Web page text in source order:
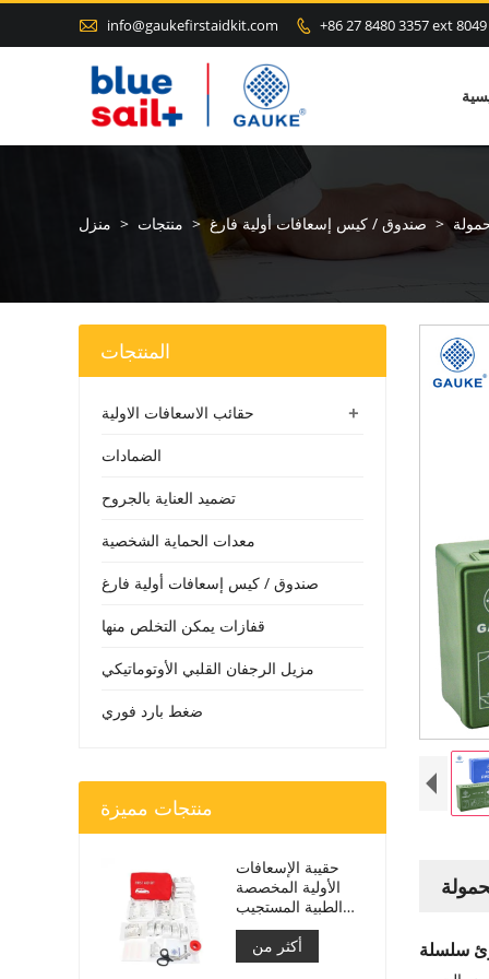
 info@gaukefirstaidkit.com  +86 27 8480 3357 ext 8049
منزل > منتجات > صندوق / كيس إسعافات أولية فارغ >
المنتجات
+ حقائب الاسعافات الاولية
الضمادات
تضميد العناية بالجروح
معدات الحماية الشخصية
صندوق / كيس إسعافات أولية فارغ
قفازات يمكن التخلص منها
مزيل الرجفان القلبي الأوتوماتيكي
ضغط بارد فوري
منتجات مميزة
حقيبة الإسعافات
الأولية المخصصة
الطبية المستجيب
للسيارة
أكثر من